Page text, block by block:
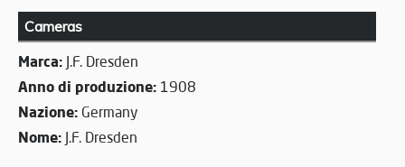
Cameras
Marca: J.F. Dresden
Anno di produzione: 1908
Nazione: Germany
Nome: J.F. Dresden